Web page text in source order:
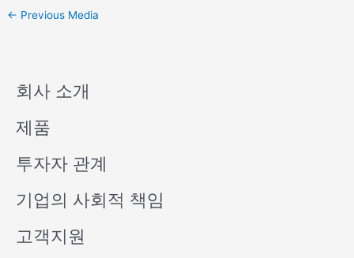
← Previous Media
회사 소개
제품
투자자 관계
기업의 사회적 책임
고객지원